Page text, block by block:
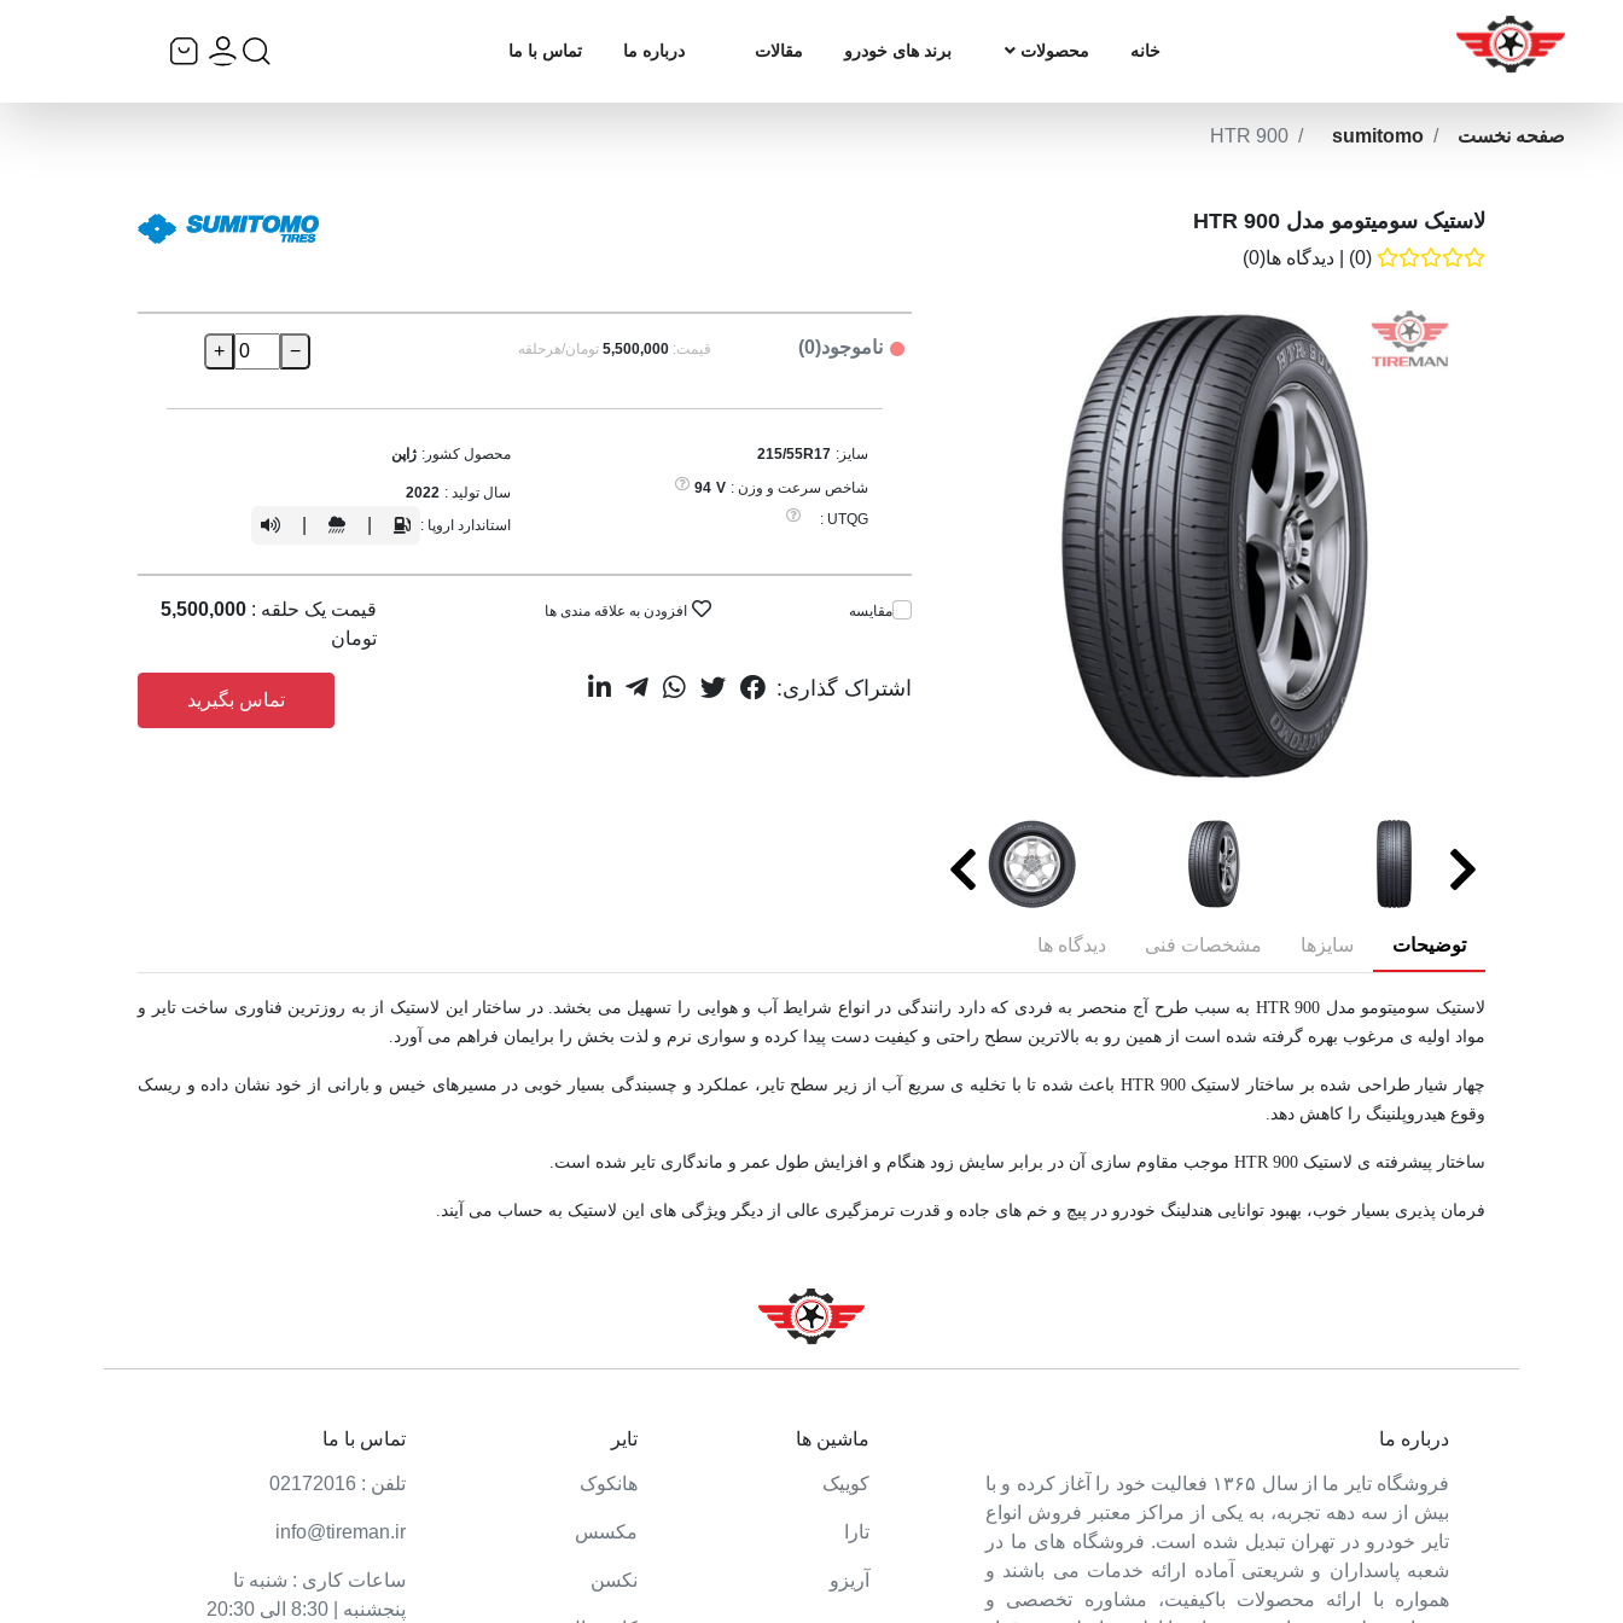
خانه محصولات برند های خودرو مقالات درباره ما تماس با ما
صفحه نخست sumitomo
HTR 900
لاستیک سومیتومو مدل HTR 900
(0) دیدگاه ها(0)
ناموجود(0) قیمت:5,500,000 تومان/هرحلقه −
+
سایز: 215/55R17
شاخص سرعت و وزن : V
94
UTQG :
محصول کشور: ژاپن
سال تولید : 2022
استاندارد اروپا :
مقایسه افزودن به علاقه مندی ها قیمت یک حلقه : 5,500,000
تومان
اشتراک گذاری: تماس بگیرید
توضیحات سایزها مشخصات فنی دیدگاه ها
لاستیک سومیتومو مدل HTR 900 به سبب طرح آج منحصر به فردی که دارد رانندگی در انواع شرایط آب و هوایی را تسهیل می بخشد. در ساختار این لاستیک از به روزترین فناوری ساخت تایر و
مواد اولیه ی مرغوب بهره گرفته شده است از همین رو به بالاترین سطح راحتی و کیفیت دست پیدا کرده و سواری نرم و لذت بخش را برایمان فراهم می آورد.
چهار شیار طراحی شده بر ساختار لاستیک HTR 900 باعث شده تا با تخلیه ی سریع آب از زیر سطح تایر، عملکرد و چسبندگی بسیار خوبی در مسیرهای خیس و بارانی از خود نشان داده و ریسک
وقوع هیدروپلنینگ را کاهش دهد.
ساختار پیشرفته ی لاستیک HTR 900 موجب مقاوم سازی آن در برابر سایش زود هنگام و افزایش طول عمر و ماندگاری تایر شده است.
فرمان پذیری بسیار خوب، بهبود توانایی هندلینگ خودرو در پیچ و خم های جاده و قدرت ترمزگیری عالی از دیگر ویژگی های این لاستیک به حساب می آیند.
درباره ما
فروشگاه تایر ما از سال ۱۳۶۵ فعالیت خود را آغاز کرده و با
بیش از سه دهه تجربه، به یکی از مراکز معتبر فروش انواع
تایر خودرو در تهران تبدیل شده است. فروشگاه های ما در
شعبه پاسداران و شریعتی آماده ارائه خدمات می باشند و
همواره با ارائه محصولات باکیفیت، مشاوره تخصصی و
ماشین ها
کوییک
تارا
آریزو
تایر
هانکوک
مکسس
نکسن
تماس با ما
تلفن : 02172016
info@tireman.ir
ساعات کاری : شنبه تا
پنجشنبه | 8:30 الی 20:30